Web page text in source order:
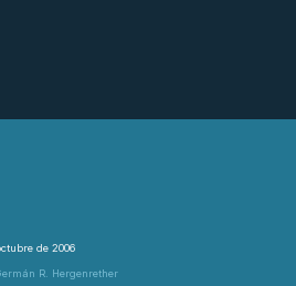
de 2006
R. Hergenrether